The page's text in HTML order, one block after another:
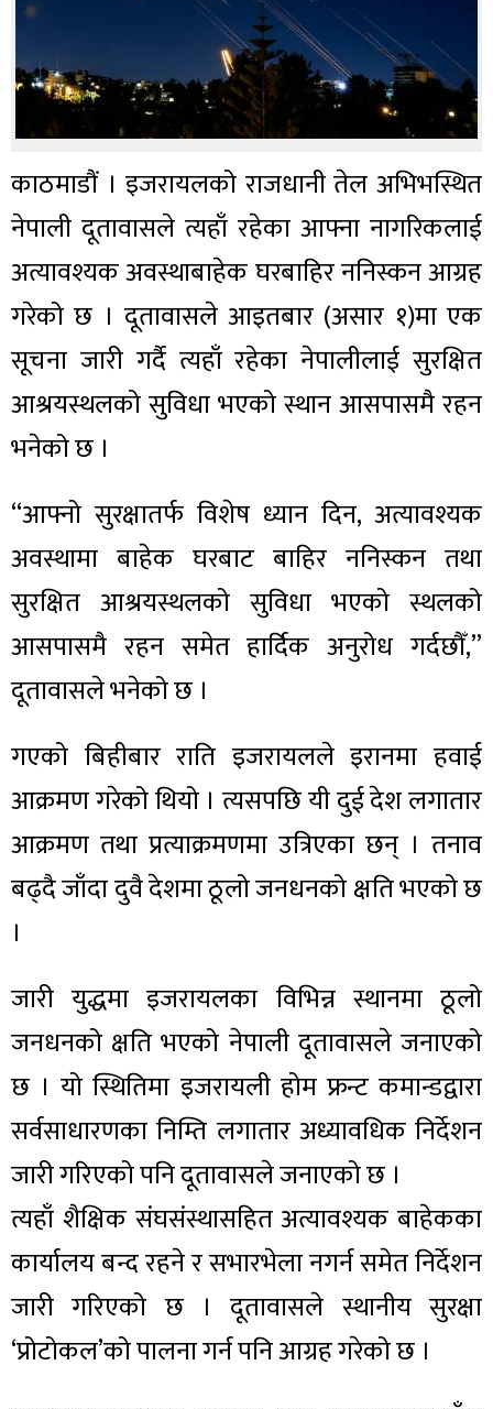
काठमाडौं । इजरायलको राजधानी तेल अभिभस्थित
नेपाली दूतावासले त्यहाँ रहेका आफ्ना नागरिकलाई
अत्यावश्यक अवस्थाबाहेक घरबाहिर ननिस्कन आग्रह
गरेको छ । दूतावासले आइतबार (असार १)मा एक
सूचना जारी गर्दै त्यहाँ रहेका नेपालीलाई सुरक्षित
आश्रयस्थलको सुविधा भएको स्थान आसपासमै रहन
भनेको छ ।
“आफ्नो सुरक्षातर्फ विशेष ध्यान दिन, अत्यावश्यक
अवस्थामा बाहेक घरबाट बाहिर ननिस्कन तथा
सुरक्षित आश्रयस्थलको सुविधा भएको स्थलको
आसपासमै रहन समेत हार्दिक अनुरोध गर्दछौँ,”
दूतावासले भनेको छ ।
गएको बिहीबार राति इजरायलले इरानमा हवाई
आक्रमण गरेको थियो । त्यसपछि यी दुई देश लगातार
आक्रमण तथा प्रत्याक्रमणमा उत्रिएका छन् । तनाव
बढ्दै जाँदा दुवै देशमा ठूलो जनधनको क्षति भएको छ
।
जारी युद्धमा इजरायलका विभिन्न स्थानमा ठूलो
जनधनको क्षति भएको नेपाली दूतावासले जनाएको
छ । यो स्थितिमा इजरायली होम फ्रन्ट कमान्डद्वारा
सर्वसाधारणका निम्ति लगातार अध्यावधिक निर्देशन
जारी गरिएको पनि दूतावासले जनाएको छ ।
त्यहाँ शैक्षिक संघसंस्थासहित अत्यावश्यक बाहेकका
कार्यालय बन्द रहने र सभारभेला नगर्न समेत निर्देशन
जारी गरिएको छ । दूतावासले स्थानीय सुरक्षा
‘प्रोटोकल’को पालना गर्न पनि आग्रह गरेको छ ।